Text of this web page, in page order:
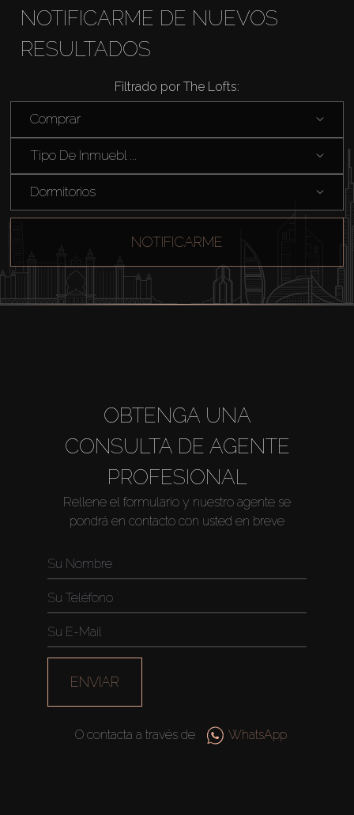
Alquilar
Venta
Sobre Plano
Agentes
NOTIFICARME DE NUEVOS
RESULTADOS
Filtrado por The Lofts:
Comprar
Tipo De Inmuebl ...
Dormitorios
NOTIFICARME
OBTENGA UNA
CONSULTA DE AGENTE
PROFESIONAL
Rellene el formulario y nuestro agente se
pondrá en contacto con usted en breve
ENVIAR
O contacta a través de WhatsApp